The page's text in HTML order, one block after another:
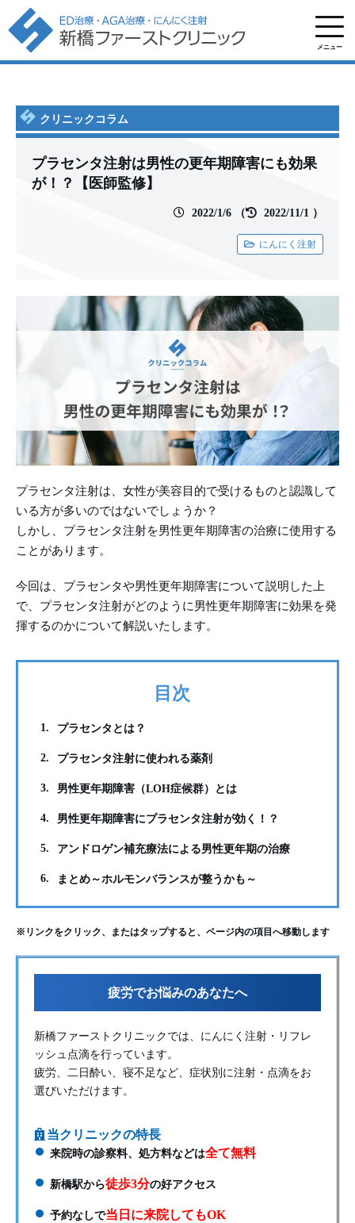
メニュー
クリニックコラム
プラセンタ注射は男性の更年期障害にも効果
が！？【医師監修】
2022/1/6 （ 2022/11/1 ）
にんにく注射
プラセンタ注射は、女性が美容目的で受けるものと認識して
いる方が多いのではないでしょうか？
しかし、プラセンタ注射を男性更年期障害の治療に使用する
ことがあります。
今回は、プラセンタや男性更年期障害について説明した上
で、プラセンタ注射がどのように男性更年期障害に効果を発
揮するのかについて解説いたします。
目次
1. プラセンタとは？
2. プラセンタ注射に使われる薬剤
3. 男性更年期障害（LOH症候群）とは
4. 男性更年期障害にプラセンタ注射が効く！？
5. アンドロゲン補充療法による男性更年期の治療
6. まとめ～ホルモンバランスが整うかも～
※リンクをクリック、またはタップすると、ページ内の項目へ移動します
疲労でお悩みのあなたへ
新橋ファーストクリニックでは、にんにく注射・リフレ
ッシュ点滴を行っています。
疲労、二日酔い、寝不足など、症状別に注射・点滴をお
選びいただけます。
当クリニックの特長
来院時の診察料、処方料などは全て無料
新橋駅から徒歩3分の好アクセス
予約なしで当日に来院してもOK